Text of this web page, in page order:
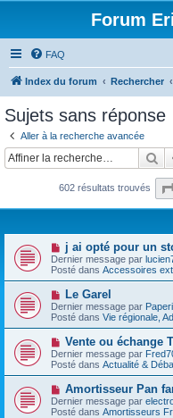
Forum
FAQ
Index du forum Rechercher
Sujets sans réponse
Aller à la recherche avancée
602 résultats trouvés
N
o
u
v
e
a
u
m
e
s
s
a
g
j ai opté pour un
Dernier message par
Posté dans Accessoires
N
o
u
v
e
u
m
e
s
s
a
Le Garel
Dernier message par
Posté dans Vie régionale,
N
o
u
v
a
u
m
Vente ou échange
Dernier message par
Posté dans Actualité &
N
o
u
Amortisseur Pan
Dernier message par
Posté dans Amortisseurs